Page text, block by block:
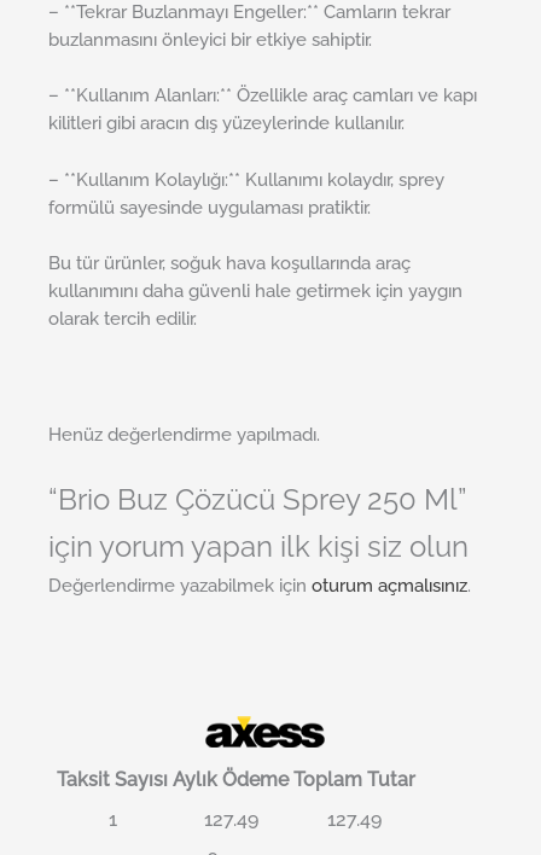
– **Tekrar Buzlanmayı Engeller:** Camların tekrar
buzlanmasını önleyici bir etkiye sahiptir.
– **Kullanım Alanları:** Özellikle araç camları ve kapı
kilitleri gibi aracın dış yüzeylerinde kullanılır.
– **Kullanım Kolaylığı:** Kullanımı kolaydır, sprey
formülü sayesinde uygulaması pratiktir.
Bu tür ürünler, soğuk hava koşullarında araç
kullanımını daha güvenli hale getirmek için yaygın
olarak tercih edilir.
Henüz değerlendirme yapılmadı.
“Brio Buz Çözücü Sprey 250 Ml”
için yorum yapan ilk kişi siz olun
Değerlendirme yazabilmek için oturum açmalısınız.
Taksit Sayısı Aylık Ödeme Toplam Tutar
1
127.49
127.49